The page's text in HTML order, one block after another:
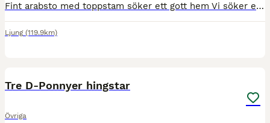
Fint arabsto med toppstam söker ett gott hem ​Vi söker ett kärleksfullt och varaktigt hem till vår fina häst. Hon har en utmärkt stam, ett trevligt temperament och en härlig attityd i alla lägen. ​Häl
Ljung (119.9km)
Tre D-Ponnyer hingstar
Övriga